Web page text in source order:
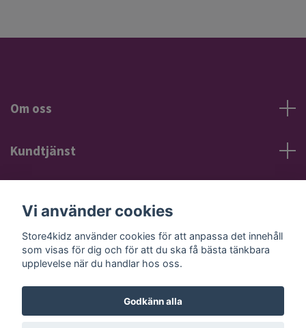
Om oss
Kundtjänst
Sociala medier
Vi använder cookies
Store4kidz använder cookies för att anpassa det innehåll
som visas för dig och för att du ska få bästa tänkbara
upplevelse när du handlar hos oss.
Godkänn alla